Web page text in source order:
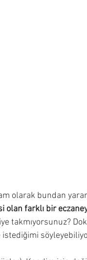
olarak bundan
farklı bir
takmıyorsunuz?
istediğimi